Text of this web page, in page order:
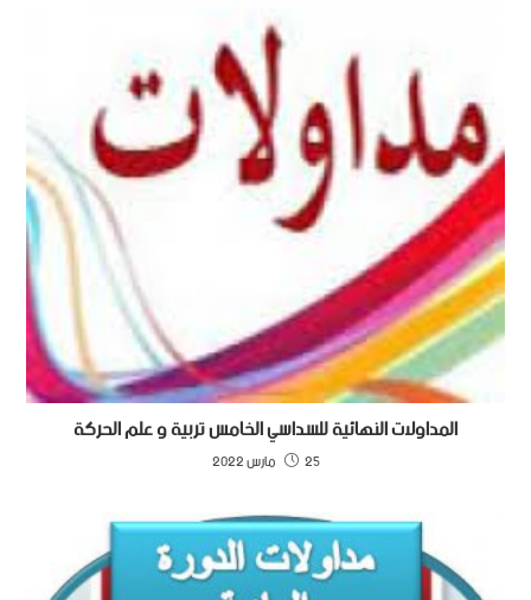
المداولات النهائية للسداسي الخامس تربية و علم الحركة
25 مارس 2022